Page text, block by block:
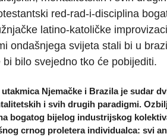
red-rad-i-disciplina
latino-katoličke
ondašnjega svijeta stali bi u
bilo svejedno tko će pobijediti.
Njemačke i Brazila je sudar
i svih drugih paradigmi.
bogatog bijelog industrijskog
crnog proletera individualca: svi